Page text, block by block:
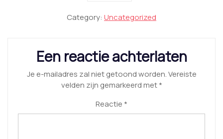
Category: Uncategorized
Een reactie achterlaten
Je e-mailadres zal niet getoond worden.Vereiste
velden zijn gemarkeerd met*
Reactie *